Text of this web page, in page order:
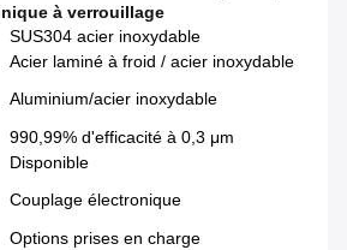
à verrouillage
SUS304 acier inoxydable
Acier laminé à froid / acier inoxydable
Aluminium/acier inoxydable
990,99% d'efficacité à 0,3 μm
Disponible
Couplage électronique
Options prises en charge